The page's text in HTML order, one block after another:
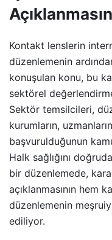
Kontakt lenslerin
düzenlemenin
konuşulan konu, bu
sektörel
Sektör temsilcileri,
kurumların,
başvurulduğunun
Halk sağlığını
bir düzenlemede,
açıklanmasının hem
düzenlemenin
ediliyor.